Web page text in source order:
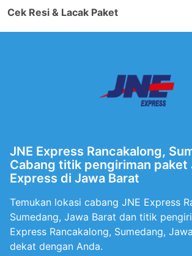
Cek Resi & Lacak Paket
JNE Express Rancakalong,
Cabang titik pengiriman paket
Express di Jawa Barat
Temukan lokasi cabang JNE Express
Sumedang, Jawa Barat dan titik
Express Rancakalong, Sumedang,
dekat dengan Anda.